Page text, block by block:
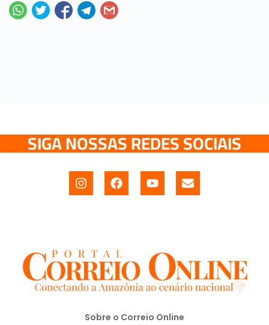
SIGA NOSSAS REDES SOCIAIS
Sobre o Correio Online